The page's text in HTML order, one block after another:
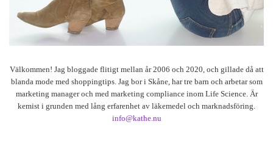
Välkommen! Jag bloggade flitigt mellan år 2006 och 2020, och gillade då att
blanda mode med shoppingtips. Jag bor i Skåne, har tre barn och arbetar som
marketing manager och med marketing compliance inom Life Science. Är
kemist i grunden med lång erfarenhet av läkemedel och marknadsföring.
info@kathe.nu